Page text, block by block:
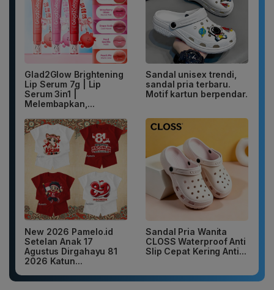
Glad2Glow Brightening
Lip Serum 7g | Lip
Serum 3in1 |
Melembapkan,...
Sandal unisex trendi,
sandal pria terbaru.
Motif kartun berpendar.
New 2026 Pamelo.id
Setelan Anak 17
Agustus Dirgahayu 81
2026 Katun...
Sandal Pria Wanita
CLOSS Waterproof Anti
Slip Cepat Kering Anti...